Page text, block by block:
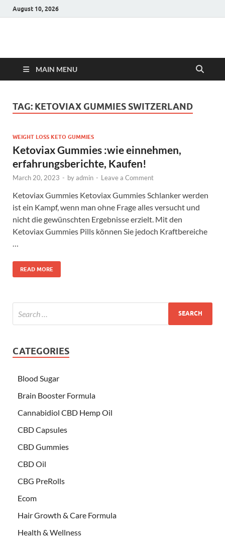
August 10, 2026
Hulk Supplements
MAIN MENU
TAG: KETOVIAX GUMMIES SWITZERLAND
WEIGHT LOSS KETO GUMMIES
Ketoviax Gummies :wie einnehmen,
erfahrungsberichte, Kaufen!
March 20, 2023 - byadmin - Leave a Comment
Ketoviax Gummies Ketoviax Gummies Schlanker werden
ist ein Kampf, wenn man ohne Frage alles versucht und
nicht die gewünschten Ergebnisse erzielt. Mit den
Ketoviax Gummies Pills können Sie jedoch Kraftbereiche
READ MORE
CATEGORIES
Blood Sugar
Brain Booster Formula
Cannabidiol CBD Hemp Oil
CBD Capsules
CBD Gummies
CBD Oil
CBG PreRolls
Ecom
Hair Growth & Care Formula
Health & Wellness